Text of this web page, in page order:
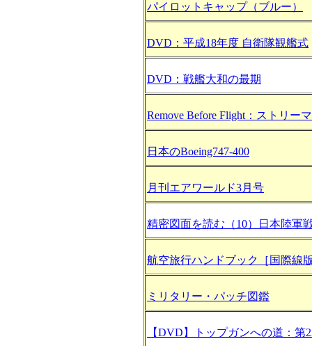
パイロットキャップ（ブルー）
DVD：平成18年度 自衛隊観艦式
DVD：戦艦大和の最期
Remove Before Flight：ストリー
日本のBoeing747-400
月刊エアワールド3月号
精密図面を読む（10）日本陸
航空旅行ハンドブック［国際
ミリタリー・パッチ図鑑
【DVD】トップガンへの道：第